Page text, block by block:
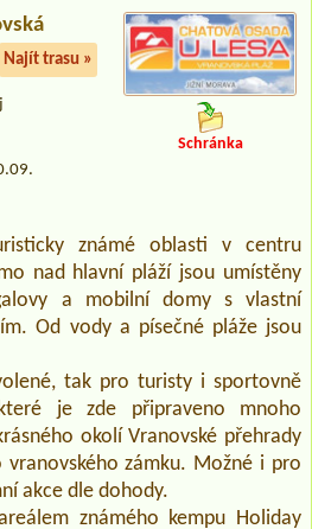
Najít trasu »
Schránka
známé oblasti v centru
nad hlavní pláží jsou umístěny
a mobilní domy s vlastní
Od vody a písečné pláže jsou
tak pro turisty i sportovně
je zde připraveno mnoho
okolí Vranovské přehrady
vranovského zámku. Možné i pro
akce dle dohody.
známého kempu Holiday